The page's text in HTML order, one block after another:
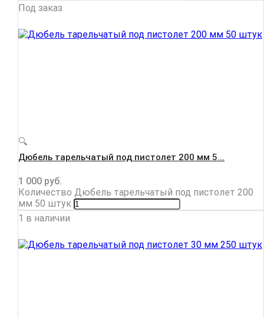
Под заказ
🔍
Дюбель тарельчатый под пистолет 200 мм 5...
1 000 руб.
Количество Дюбель тарельчатый под пистолет 200
мм 50 штук
1 в наличии